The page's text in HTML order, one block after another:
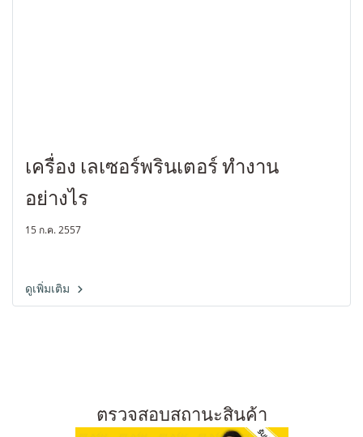
เครื่อง เลเซอร์พรินเตอร์ ทำงาน
อย่างไร
15 ก.ค. 2557
ดูเพิ่มเติม
ตรวจสอบสถานะสินค้า